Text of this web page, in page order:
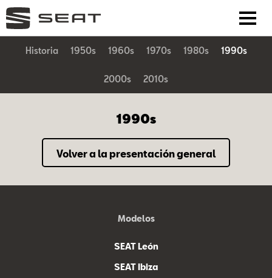
Historia 1950s 1960s 1970s 1980s 1990s
2000s 2010s
1990s
Volver a la presentación general
Modelos
SEAT León
SEAT Ibiza